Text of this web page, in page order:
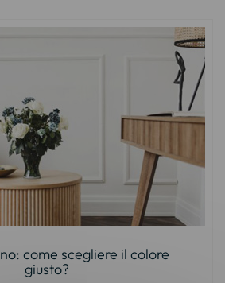
come scegliere il colore
giusto?